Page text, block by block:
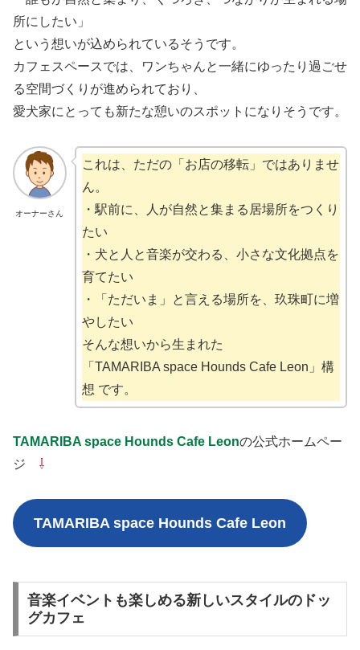
所にしたい」
という想いが込められているそうです。
カフェスペースでは、ワンちゃんと一緒にゆったり過ごせ
る空間づくりが進められており、
愛犬家にとっても新たな憩いのスポットになりそうです。
オーナーさん
これは、ただの「お店の移転」ではありませ
ん。
・駅前に、人が自然と集まる居場所をつくり
たい
・犬と人と音楽が交わる、小さな文化拠点を
育てたい
・「ただいま」と言える場所を、玖珠町に増
やしたい
そんな想いから生まれた
「TAMARIBA space Hounds Cafe Leon」構
想 です。
TAMARIBA space Hounds Cafe Leonの公式ホームペー
ジ ⇩
TAMARIBA space Hounds Cafe Leon
音楽イベントも楽しめる新しいスタイルのドッ
グカフェ